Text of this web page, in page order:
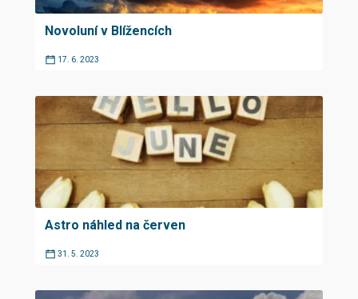
Novoluní v Blížencích
17. 6. 2023
Astro náhled na červen
31. 5. 2023